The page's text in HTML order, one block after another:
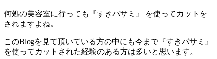
何処の美容室に行っても『すきバサミ』 を使ってカットを
されますよね。
このBlogを見て頂いている方の中にも今まで『すきバサミ』
を使ってカットされた経験のある方は多いと思います。